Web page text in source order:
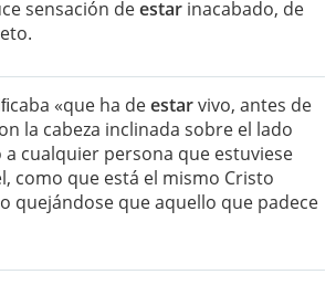
sensación deestar inacabado, de
«que ha deestarvivo, antes de
la cabeza inclinada sobre el lado
cualquier persona que estuviese
como que está el mismo Cristo
quejándose que aquello que padece